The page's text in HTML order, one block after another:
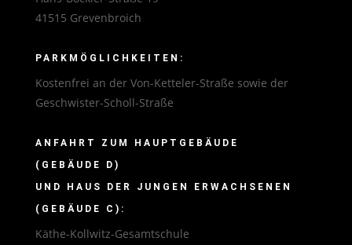
41515 Grevenbroich
PARKMÖGLICHKEITEN:
Kostenfrei an der Von-Ketteler-Straße sowie der
Geschwister-Scholl-Straße
ANFAHRT ZUM HAUPTGEBÄUDE
(GEBÄUDE D)
UND HAUS DER JUNGEN ERWACHSENEN
(GEBÄUDE C):
Käthe-Kollwitz-Gesamtschule